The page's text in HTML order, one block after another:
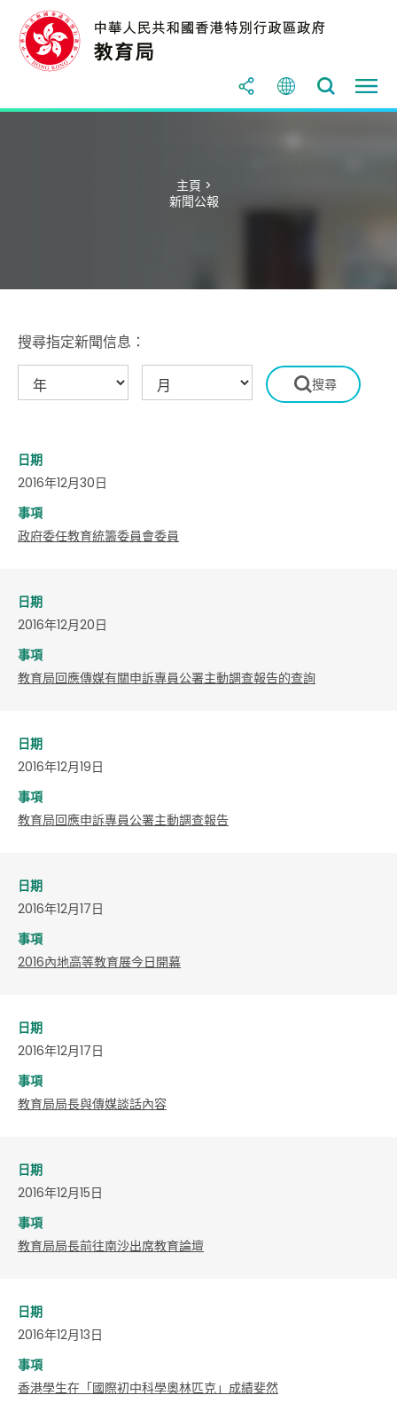
主頁 >
新聞公報
搜尋指定新聞信息：
日期
2016年12月30日
事項
政府委任教育統籌委員會委員
日期
2016年12月20日
事項
教育局回應傳媒有關申訴專員公署主動調查報告的查詢
日期
2016年12月19日
事項
教育局回應申訴專員公署主動調查報告
日期
2016年12月17日
事項
2016內地高等教育展今日開幕
日期
2016年12月17日
事項
教育局局長與傳媒談話內容
日期
2016年12月15日
事項
教育局局長前往南沙出席教育論壇
日期
2016年12月13日
事項
香港學生在「國際初中科學奧林匹克」成績斐然